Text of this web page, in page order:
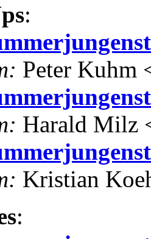
:
Peter Kuhm
Harald Milz
Kristian
: